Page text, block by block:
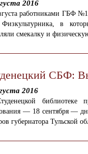
2016
работниками ГБФ
в
смекалку и
СБФ:
2016
— 18 сентября —
губернатора Тульской